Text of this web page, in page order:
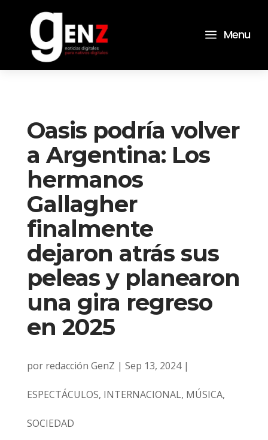
a Menu
Oasis podría volver
a Argentina: Los
hermanos
Gallagher
finalmente
dejaron atrás sus
peleas y planearon
una gira regreso
en 2025
por redacción GenZ | Sep 13, 2024|
ESPECTÁCULOS, INTERNACIONAL, MÚSICA,
SOCIEDAD